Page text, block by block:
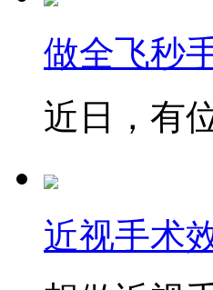
做全飞秒
近日，有
近视手术